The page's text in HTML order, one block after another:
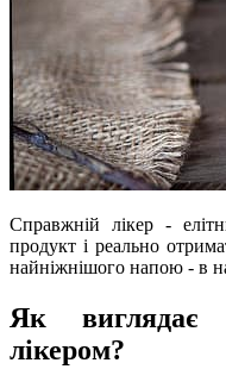
Справжній лікер -
продукт і реально
найніжнішого напою - в
Як
лікером?